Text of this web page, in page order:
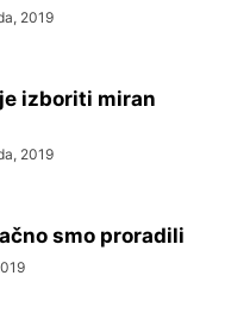
2019
izboriti miran
2019
smo proradili